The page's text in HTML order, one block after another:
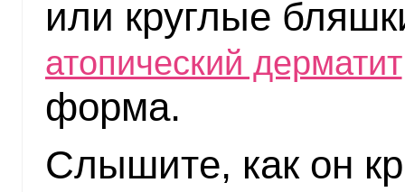
или круглые
атопический дерматит
форма.
Слышите, как он